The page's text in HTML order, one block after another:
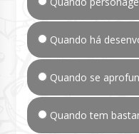
Quando há
Quando se
Quando tem